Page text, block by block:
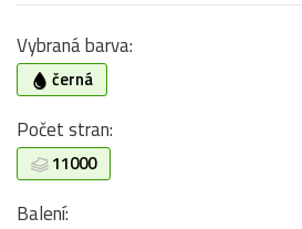
Vybraná barva:
černá
Počet stran:
11000
Balení: